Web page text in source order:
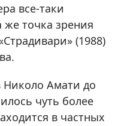
все-таки
же точка зрения
(1988)
Николо Амати до
чуть более
в частных